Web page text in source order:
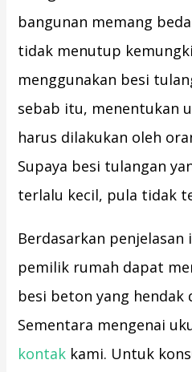
bangunan memang
tidak menutup
menggunakan besi
sebab itu, menentukan
harus dilakukan oleh
Supaya besi tulangan
terlalu kecil, pula tidak
Berdasarkan
pemilik rumah dapat
besi beton yang hendak
Sementara mengenai
kontak kami. Untuk